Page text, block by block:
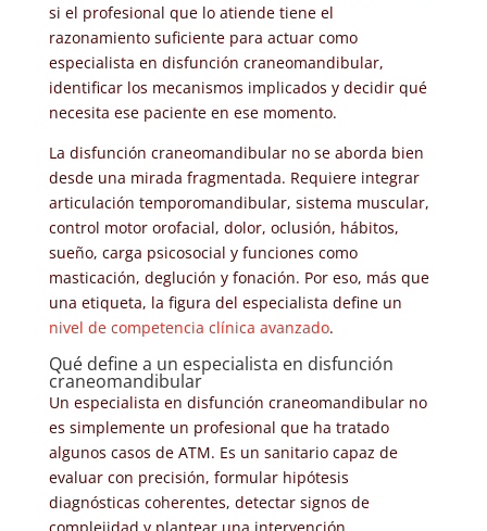
si el profesional que lo atiende tiene el
razonamiento suficiente para actuar como
especialista en disfunción craneomandibular,
identificar los mecanismos implicados y decidir qué
necesita ese paciente en ese momento.
La disfunción craneomandibular no se aborda bien
desde una mirada fragmentada. Requiere integrar
articulación temporomandibular, sistema muscular,
control motor orofacial, dolor, oclusión, hábitos,
sueño, carga psicosocial y funciones como
masticación, deglución y fonación. Por eso, más que
una etiqueta, la figura del especialista define un
nivel de competencia clínica avanzado.
Qué define a un especialista en disfunción
craneomandibular
Un especialista en disfunción craneomandibular no
es simplemente un profesional que ha tratado
algunos casos de ATM. Es un sanitario capaz de
evaluar con precisión, formular hipótesis
diagnósticas coherentes, detectar signos de